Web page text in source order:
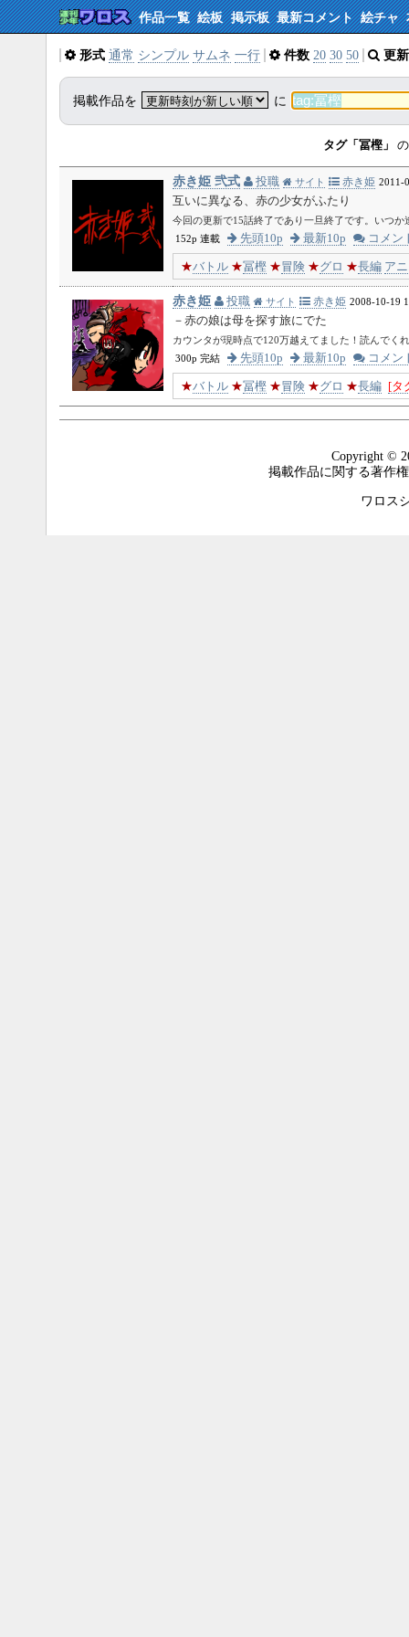
作品一覧 絵板 掲示板 最新コメント 絵チャ
形式 通常 シンプル サムネ 一行 件数 20 30 50 更
掲載作品を に
タグ「冨樫」
赤き姫 弐式 投職 サイト 赤き姫 2011-
互いに異なる、赤の少女がふたり
今回の更新で15話終了であり一旦終了です。いつ
152p 連載
先頭10p 最新10p コメン
★バトル ★冨樫 ★冒険 ★グロ ★長編 ア
赤き姫 投職 サイト 赤き姫 2008-10-19
－赤の娘は母を探す旅にでた
カウンタが現時点で120万越えてました！読んでく
300p 完結
先頭10p 最新10p コメン
★バトル ★冨樫 ★冒険 ★グロ ★長編 [タ
Copyright ©
掲載作品に関する著作
ワロス